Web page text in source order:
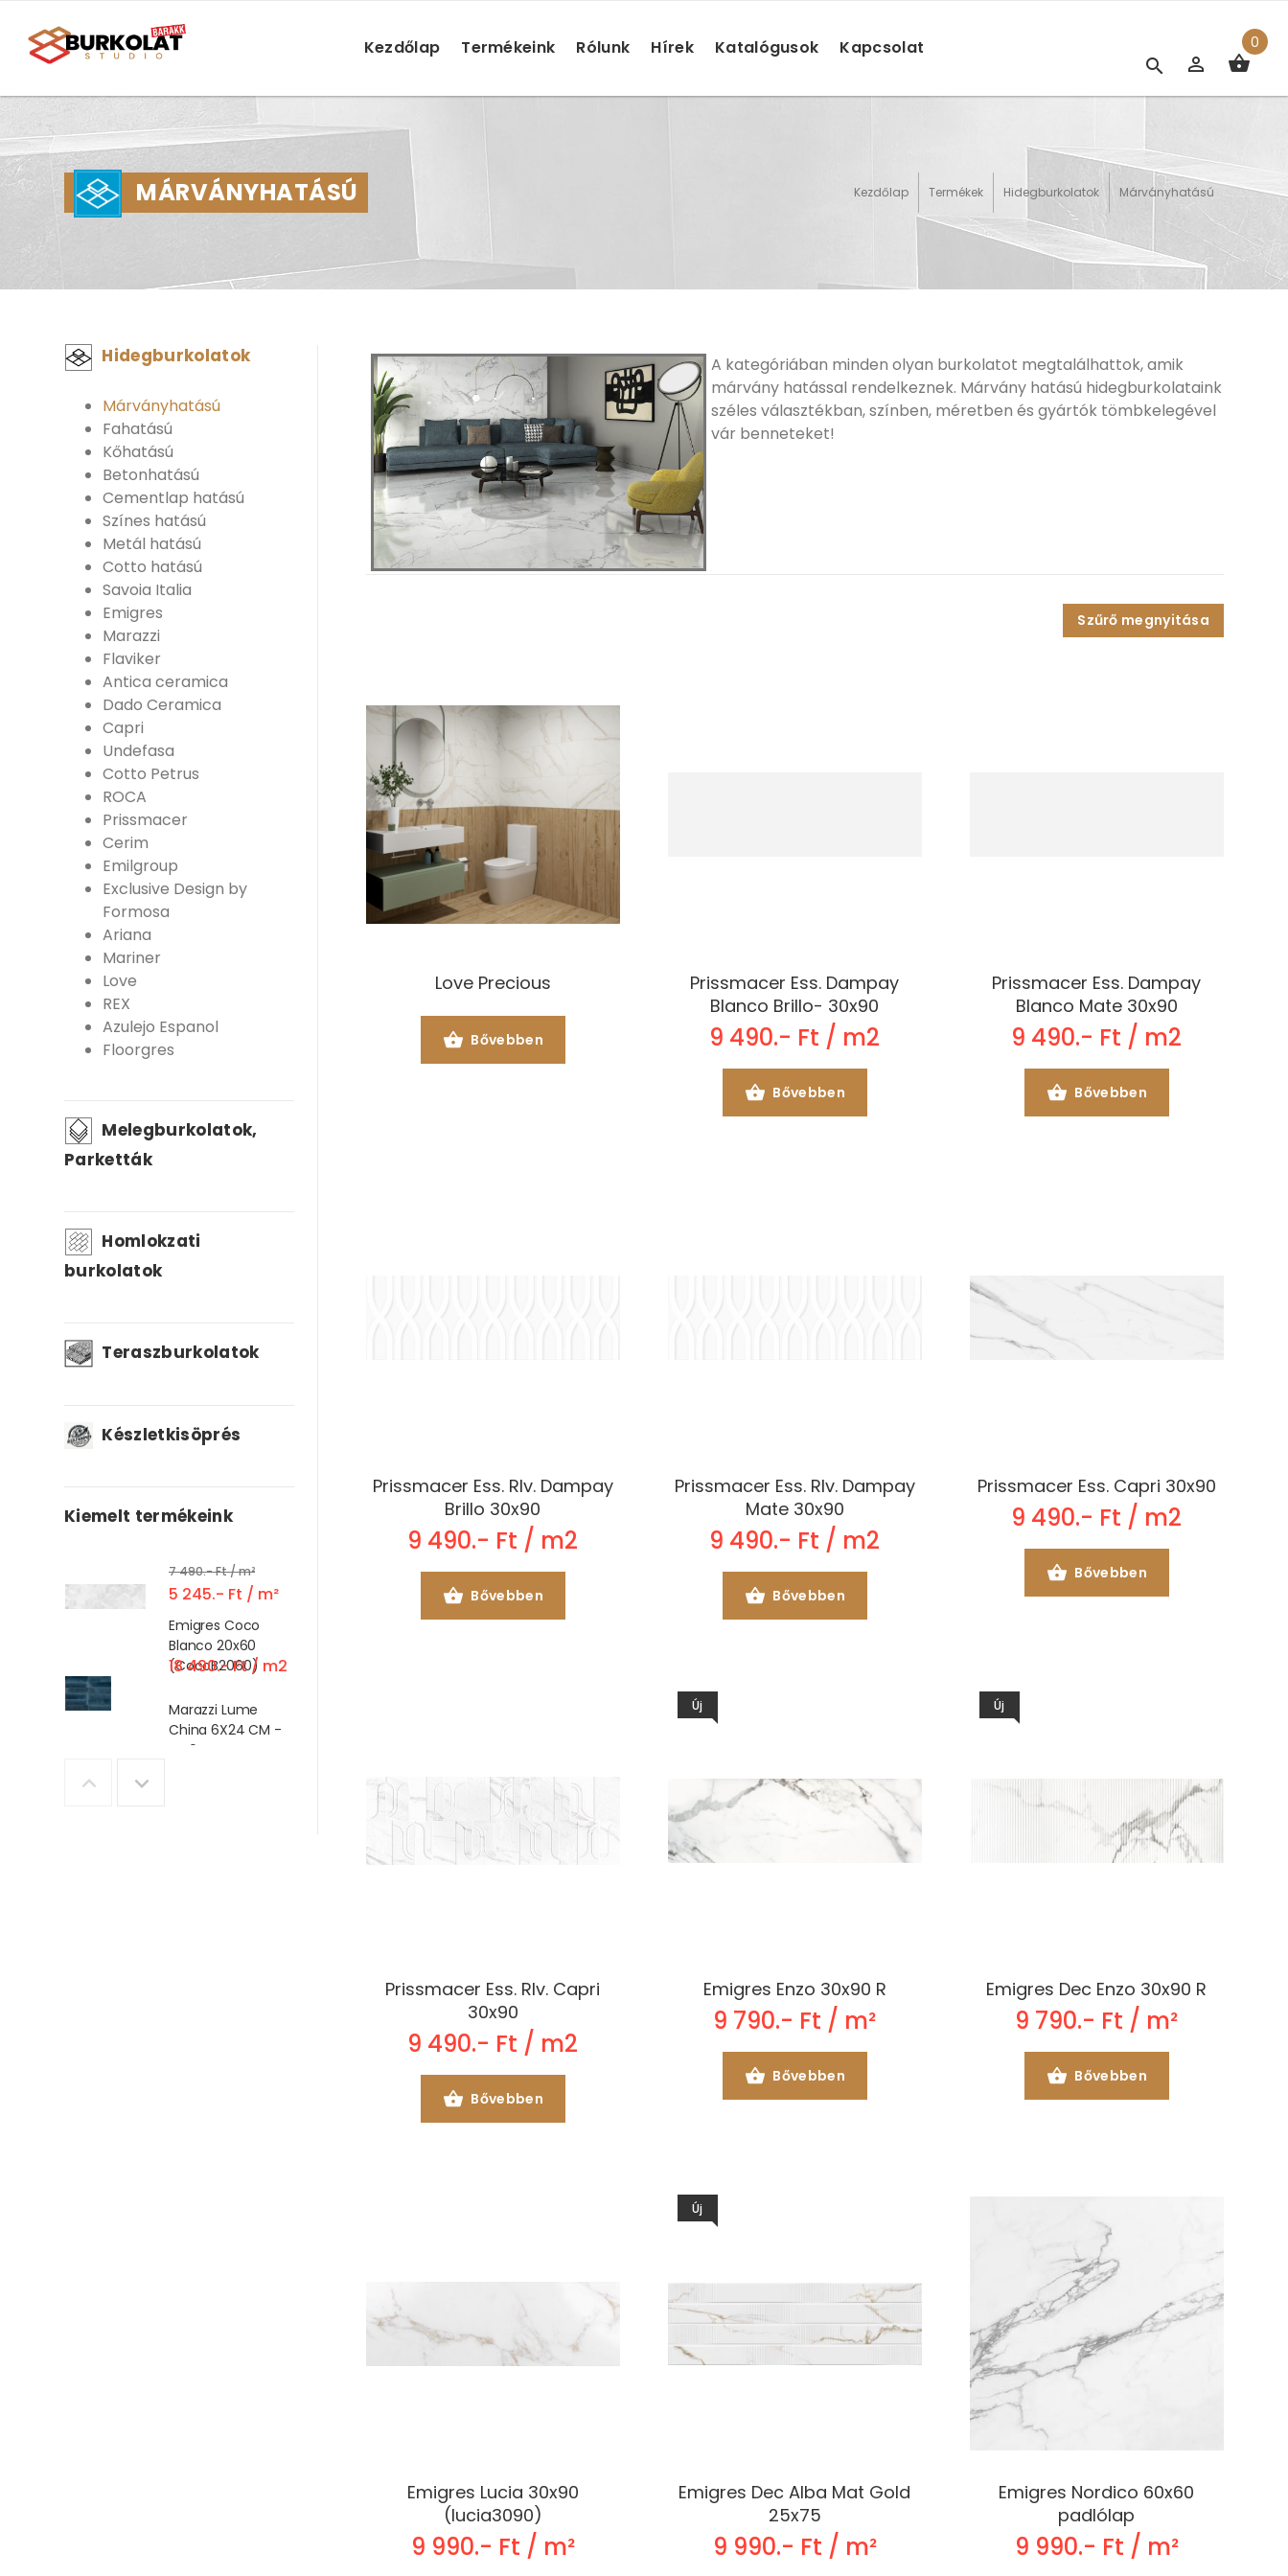
Kezdőlap Termékeink Rólunk Hírek Katalógusok Kapcsolat 0
MÁRVÁNYHATÁSÚ Kezdőlap Termékek Hidegburkolatok Márványhatású
Hidegburkolatok
Márványhatású
Fahatású
Kőhatású
Betonhatású
Cementlap hatású
Színes hatású
Metál hatású
Cotto hatású
Savoia Italia
Emigres
Marazzi
Flaviker
Antica ceramica
Dado Ceramica
Capri
Undefasa
Cotto Petrus
ROCA
Prissmacer
Cerim
Emilgroup
Exclusive Design by
Formosa
Ariana
Mariner
Love
REX
Azulejo Espanol
Floorgres
Melegburkolatok,
Parketták
Homlokzati
burkolatok
Teraszburkolatok
Készletkisöprés
Kiemelt termékeink
Emigres Coco
Blanco 20x60
(CocoB2060)
7 490.- Ft / m²
5 245.- Ft / m²
Marazzi Lume
China 6X24 CM -
MA9L
18 490.- Ft / m2
A kategóriában minden olyan burkolatot megtalálhattok, amik
márvány hatással rendelkeznek. Márvány hatású hidegburkolataink
széles választékban, színben, méretben és gyártók tömbkelegével
vár benneteket!
Szűrő megnyitása
Love Precious
Bővebben
Prissmacer Ess. Dampay
Blanco Brillo- 30x90
9 490.- Ft / m2
Bővebben
Prissmacer Ess. Dampay
Blanco Mate 30x90
9 490.- Ft / m2
Bővebben
Prissmacer Ess. Rlv. Dampay
Brillo 30x90
9 490.- Ft / m2
Bővebben
Prissmacer Ess. Rlv. Dampay
Mate 30x90
9 490.- Ft / m2
Bővebben
Prissmacer Ess. Capri 30x90
9 490.- Ft / m2
Bővebben
Prissmacer Ess. Rlv. Capri
30x90
9 490.- Ft / m2
Bővebben
Új
Emigres Enzo 30x90 R
9 790.- Ft / m²
Bővebben
Új
Emigres Dec Enzo 30x90 R
9 790.- Ft / m²
Bővebben
Emigres Lucia 30x90
(lucia3090)
9 990.- Ft / m²
Új
Emigres Dec Alba Mat Gold
25x75
9 990.- Ft / m²
Emigres Nordico 60x60
padlólap
9 990.- Ft / m²